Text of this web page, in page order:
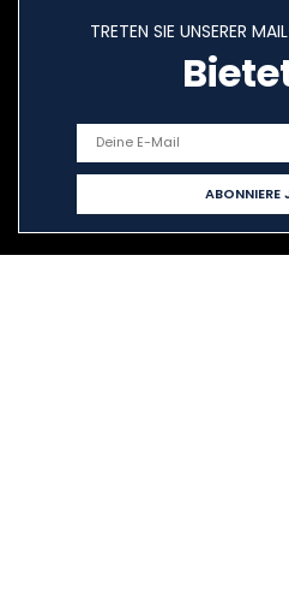
TRETEN SIE UNSERER